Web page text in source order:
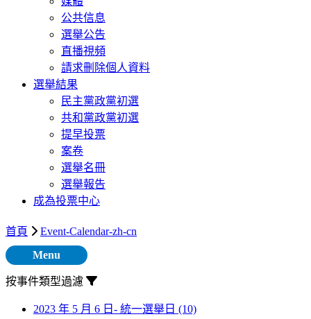
公共信息
選舉公告
直播視頻
請求刪除個人資料
選舉結果
民主黨政黨初選
共和黨政黨初選
提早投票
案卷
選舉名冊
選舉報告
成為投票中心
首頁
Event-Calendar-zh-cn
Menu
按事件類型過濾
2023 年 5 月 6 日- 統一選舉日 (10)